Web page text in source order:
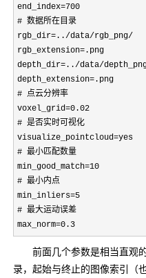
end_index=700
# 数据所在目录
rgb_dir=../data/rgb_png/
rgb_extension=.png
depth_dir=../data/
depth_extension=.png
# 点云分辨率
voxel_grid=0.02
# 是否实时可视化
visualize_pointcloud=yes
# 最小匹配数量
min_good_match=10
# 最小内点
min_inliers=5
# 最大运动误差
max_norm=0.3
前面几个参数是相当直观的
录，起始与终止的图像索引（